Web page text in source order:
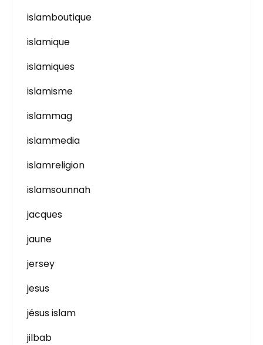
islamboutique
islamique
islamiques
islamisme
islammag
islammedia
islamreligion
islamsounnah
jacques
jaune
jersey
jesus
jésus islam
jilbab